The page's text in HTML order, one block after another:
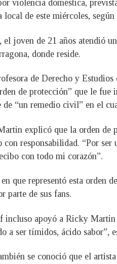
violencia doméstica,
local de este miércoles,
joven de 21 años atendió
donde reside.
de Derecho y
de protección” que le fue
de “un remedio civil” en el
explicó que la orden de
con responsabilidad. “Por
con todo mi corazón”.
que representó esta orden
parte de sus fans.
incluso apoyó a Ricky
a ser tímidos, ácido sabor”,
se conoció que el